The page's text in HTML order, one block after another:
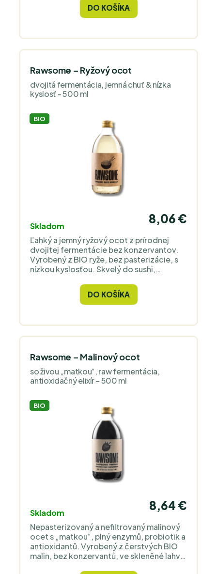
vychutnať na steroidoch, ktoré sú
fermentáciou! (:
DO KOŠÍKA
Rawsome – Ryžový ocot
dvojitá fermentácia, jemná chuť & nízka
kyslosť - 500 ml
BIO
Skladom
8,06 €
Ľahký a jemný ryžový ocot z prírodnej
dvojitej fermentácie bez konzervantov.
Vyrobený z BIO ryže, bez pasterizácie, s
nízkou kyslosťou. Skvelý do sushi,
DO KOŠÍKA
Rawsome – Malinový ocot
so živou „matkou“, raw fermentácia,
antioxidačný elixír – 500 ml
BIO
Skladom
8,64 €
Nepasterizovaný a nefiltrovaný malinový
ocet s „matkou“, plný enzymů, probiotik a
antioxidantů. Vyrobený z čerstvých BIO
malin, bez konzervantů, ve skleněné lahvi.